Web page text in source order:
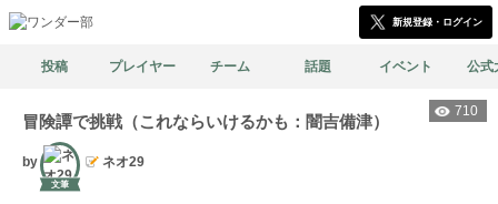
新規登録・ログイン
投稿 プレイヤー チーム 話題 イベント 公式
710
冒険譚で挑戦（これならいけるかも：闇吉備津）
by
文筆
ネオ29